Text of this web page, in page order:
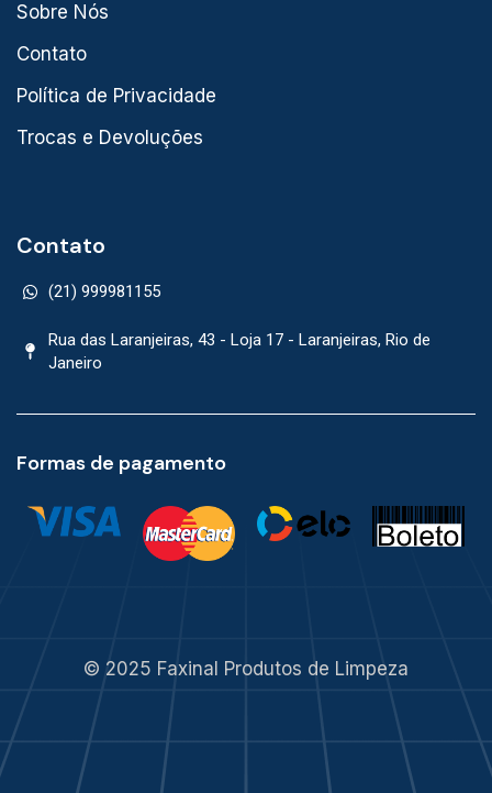
Sobre Nós
Contato
Política de Privacidade
Trocas e Devoluções
Contato
(21) 999981155
Rua das Laranjeiras, 43 - Loja 17 - Laranjeiras, Rio de
Janeiro
Formas de pagamento
© 2025 Faxinal Produtos de Limpeza